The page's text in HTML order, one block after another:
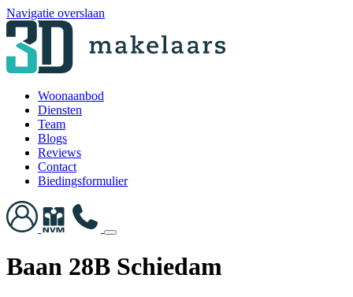
Navigatie overslaan
Woonaanbod
Diensten
Team
Blogs
Reviews
Contact
Biedingsformulier
Baan 28B Schiedam